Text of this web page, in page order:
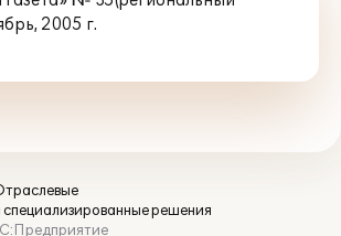
2005 г.
специализированные решения